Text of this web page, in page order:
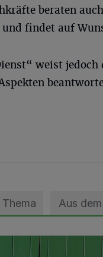
beraten
findet auf
weist
Thema Aus